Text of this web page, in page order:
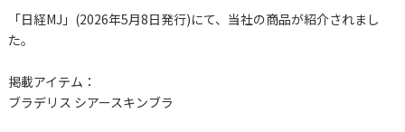
「日経MJ」(2026年5月8日発行)にて、当社の商品が紹介されまし
た。
掲載アイテム：
ブラデリス シアースキンブラ